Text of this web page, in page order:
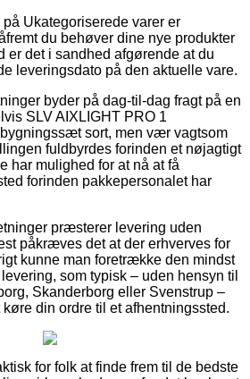
Ukategoriserede varer er
du behøver dine nye produkter
er det i sandhed afgørende at du
leveringsdato på den aktuelle vare.
byder på dag-til-dag fragt på en
SLV AIXLIGHT PRO 1
sort, men vær vagtsom
fuldbyrdes forinden et nøjagtigt
har mulighed for at nå at få
forinden pakkepersonalet har
præsterer levering uden
påkræves det at der erhverves for
kunne man foretrække den mindst
som typisk – uden hensyn til
Skanderborg eller Svenstrup –
din ordre til et afhentningssted.
for folk at finde frem til de bedste